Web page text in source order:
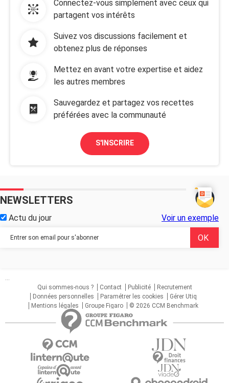
Connectez-vous simplement avec ceux qui
partagent vos intérêts
Suivez vos discussions facilement et
obtenez plus de réponses
Mettez en avant votre expertise et aidez
les autres membres
Sauvegardez et partagez vos recettes
préférées avec la communauté
S'INSCRIRE
NEWSLETTERS
Actu du jour Voir un exemple
...
Qui sommes-nous ?
Contact Publicité
Recrutement
Données personnelles
Paramétrer les cookies
Gérer Utiq
Mentions légales
Groupe Figaro © 2026 CCM Benchmark